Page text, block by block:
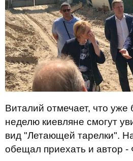
Виталий отмечает, что уже
неделю киевляне смогут
вид "Летающей тарелки".
обещал приехать и автор